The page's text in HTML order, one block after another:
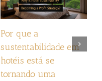
Por que a
sustentabilidade em
hotéis está se
tornando uma